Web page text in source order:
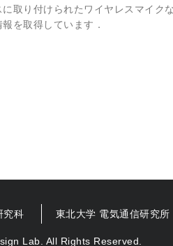
取り付けられたワイヤレスマイク
を取得しています．
究科 東北大学 電気通信研究所
Lab. All Rights Reserved.